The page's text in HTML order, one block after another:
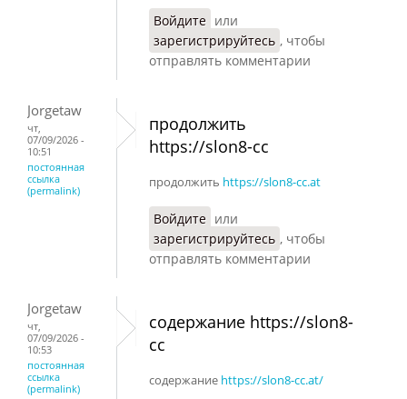
Войдите или
зарегистрируйтесь , чтобы
отправлять комментарии
Jorgetaw
чт,
07/09/2026 -
10:51
постоянная
ссылка
(permalink)
продолжить
https://slon8-cc
продолжить https://slon8-cc.at
Войдите или
зарегистрируйтесь , чтобы
отправлять комментарии
Jorgetaw
чт,
07/09/2026 -
10:53
постоянная
ссылка
(permalink)
содержание https://slon8-
cc
содержание https://slon8-cc.at/